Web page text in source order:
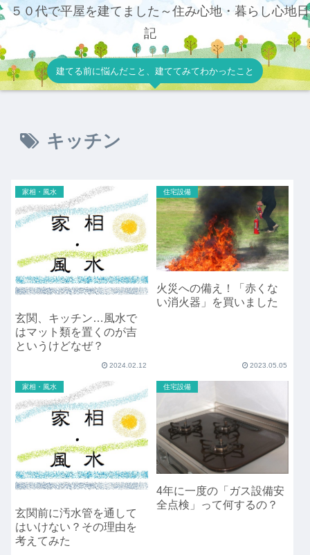
５０代で平屋を建てました～住み心地・暮らし心地日
記
建てる前に悩んだこと、建ててみてわかったこと
キッチン
家相・風水
玄関、キッチン…風水で
はマット類を置くのが吉
というけどなぜ？
2024.02.12
住宅設備
火災への備え！「赤くな
い消火器」を買いました
2023.05.05
家相・風水
玄関前に汚水管を通して
はいけない？その理由を
考えてみた
住宅設備
4年に一度の「ガス設備安
全点検」って何するの？